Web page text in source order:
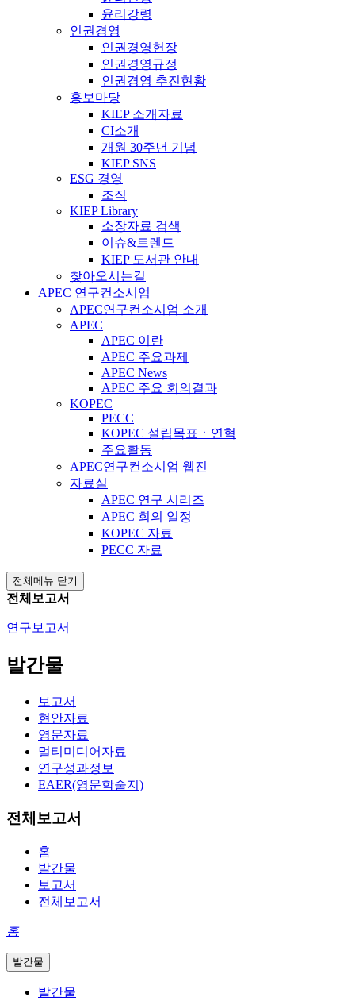
윤리강령
인권경영
인권경영헌장
인권경영규정
인권경영 추진현황
홍보마당
KIEP 소개자료
CI소개
개원 30주년 기념
KIEP SNS
ESG 경영
조직
KIEP Library
소장자료 검색
이슈&트렌드
KIEP 도서관 안내
찾아오시는길
APEC 연구컨소시엄
APEC연구컨소시엄 소개
APEC
APEC 이란
APEC 주요과제
APEC News
APEC 주요 회의결과
KOPEC
PECC
KOPEC 설립목표ㆍ연혁
주요활동
APEC연구컨소시엄 웹진
자료실
APEC 연구 시리즈
APEC 회의 일정
KOPEC 자료
PECC 자료
전체메뉴 닫기
전체보고서
연구보고서
발간물
보고서
현안자료
영문자료
멀티미디어자료
연구성과정보
EAER(영문학술지)
전체보고서
홈
발간물
보고서
전체보고서
홈
발간물
발간물